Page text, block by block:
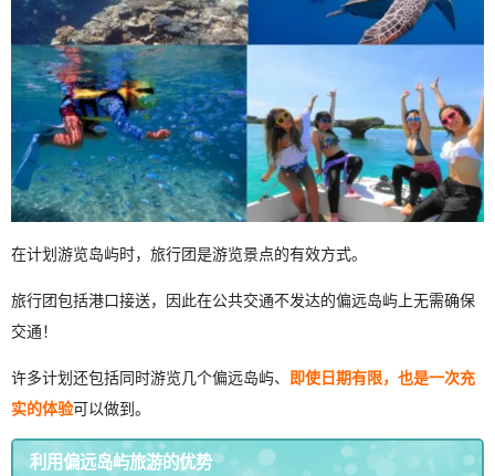
在计划游览岛屿时，旅行团是游览景点的有效方式。
旅行团包括港口接送，因此在公共交通不发达的偏远岛屿上无需确保
交通！
许多计划还包括同时游览几个偏远岛屿、 即使日期有限，也是一次充
实的体验可以做到。
利用偏远岛屿旅游的优势